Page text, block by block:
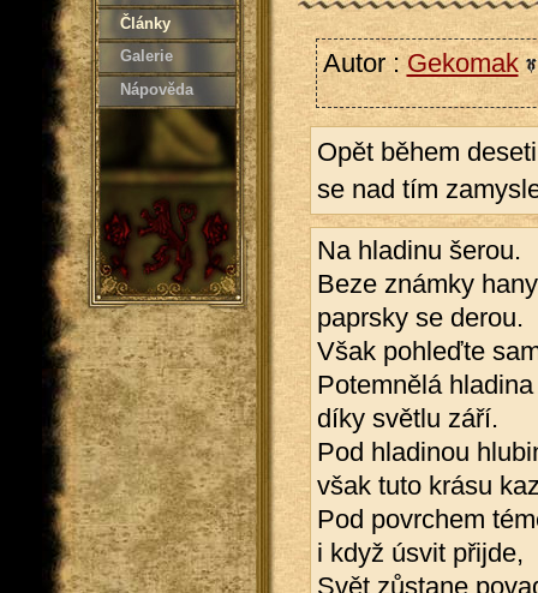
Články
Galerie
Nápověda
Autor : Gekomak
Opět během
se nad tím
Na hladinu šerou.
Beze známky
paprsky se derou.
Však pohleďte
Potemnělá hladina
díky světlu září.
Pod hladinou
však tuto krásu
Pod povrchem
i když úsvit přijde,
Svět zůstane